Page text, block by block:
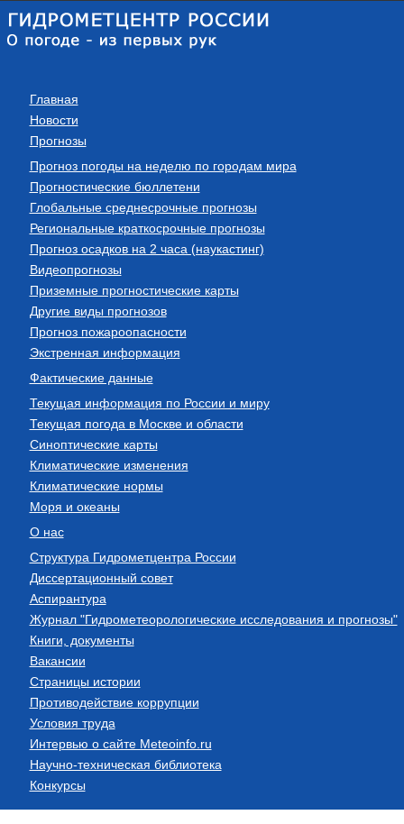
Главная
Новости
Прогнозы
Прогноз погоды на неделю по городам мира
Прогностические бюллетени
Глобальные среднесрочные прогнозы
Региональные краткосрочные прогнозы
Прогноз осадков на 2 часа (наукастинг)
Видеопрогнозы
Приземные прогностические карты
Другие виды прогнозов
Прогноз пожароопасности
Экстренная информация
Фактические данные
Текущая информация по России и миру
Текущая погода в Москве и области
Синоптические карты
Климатические изменения
Климатические нормы
Моря и океаны
О нас
Структура Гидрометцентра России
Диссертационный совет
Аспирантура
Журнал "Гидрометеорологические исследования и прогнозы"
Книги, документы
Вакансии
Страницы истории
Противодействие коррупции
Условия труда
Интервью о сайте Meteoinfo.ru
Научно-техническая библиотека
Конкурсы